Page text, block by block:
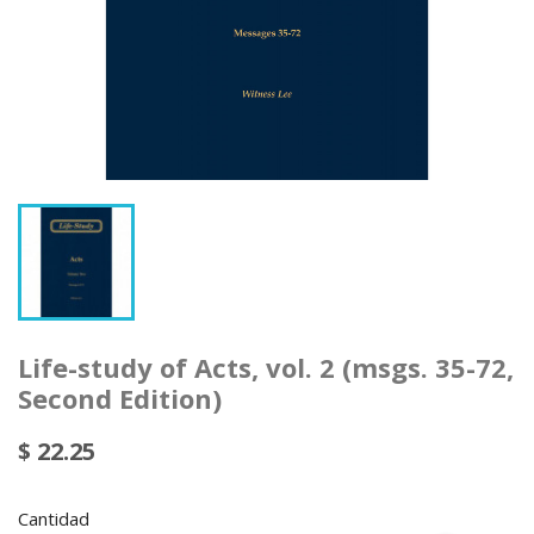
Life-study of Acts, vol. 2 (msgs. 35-72,
Second Edition)
$ 22.25
Cantidad